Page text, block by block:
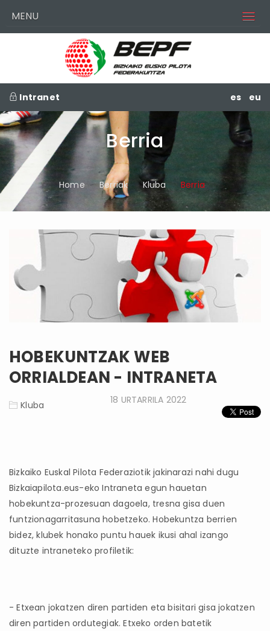
MENU
Intranet es eu
Berria
Home Berriak Kluba Berria
HOBEKUNTZAK WEB
ORRIALDEAN - INTRANETA
Kluba 18 URTARRILA 2022
Bizkaiko Euskal Pilota Federaziotik jakinarazi nahi dugu
Bizkaiapilota.eus-eko Intraneta egun hauetan
hobekuntza-prozesuan dagoela, tresna gisa duen
funtzionagarritasuna hobetzeko. Hobekuntza berrien
bidez, klubek honako puntu hauek ikusi ahal izango
dituzte intraneteko profiletik:
- Etxean jokatzen diren partiden eta bisitari gisa jokatzen
diren partiden ordutegiak. Etxeko orden batetik